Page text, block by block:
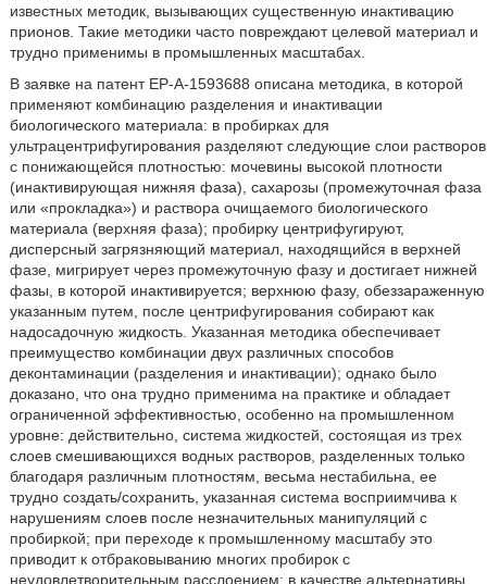
известных методик, вызывающих существенную инактивацию
прионов. Такие методики часто повреждают целевой материал и
трудно применимы в промышленных масштабах.
В заявке на патент ЕР-А-1593688 описана методика, в которой
применяют комбинацию разделения и инактивации
биологического материала: в пробирках для
ультрацентрифугирования разделяют следующие слои растворов
с понижающейся плотностью: мочевины высокой плотности
(инактивирующая нижняя фаза), сахарозы (промежуточная фаза
или «прокладка») и раствора очищаемого биологического
материала (верхняя фаза); пробирку центрифугируют,
дисперсный загрязняющий материал, находящийся в верхней
фазе, мигрирует через промежуточную фазу и достигает нижней
фазы, в которой инактивируется; верхнюю фазу, обеззараженную
указанным путем, после центрифугирования собирают как
надосадочную жидкость. Указанная методика обеспечивает
преимущество комбинации двух различных способов
деконтаминации (разделения и инактивации); однако было
доказано, что она трудно применима на практике и обладает
ограниченной эффективностью, особенно на промышленном
уровне: действительно, система жидкостей, состоящая из трех
слоев смешивающихся водных растворов, разделенных только
благодаря различным плотностям, весьма нестабильна, ее
трудно создать/сохранить, указанная система восприимчива к
нарушениям слоев после незначительных манипуляций с
пробиркой; при переходе к промышленному масштабу это
приводит к отбраковыванию многих пробирок с
неудовлетворительным расслоением; в качестве альтернативы,